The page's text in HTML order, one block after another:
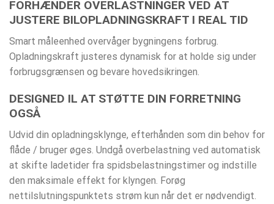
FORHÆNDER OVERLASTNINGER VED AT
JUSTERE BILOPLADNINGSKRAFT I REAL TID
Smart måleenhed overvåger bygningens forbrug.
Opladningskraft justeres dynamisk for at holde sig under
forbrugsgrænsen og bevare hovedsikringen.
DESIGNED IL AT STØTTE DIN FORRETNING
OGSÅ
Udvid din opladningsklynge, efterhånden som din behov for
flåde / bruger øges. Undgå overbelastning ved automatisk
at skifte ladetider fra spidsbelastningstimer og indstille
den maksimale effekt for klyngen. Forøg
nettilslutningspunktets strøm kun når det er nødvendigt.